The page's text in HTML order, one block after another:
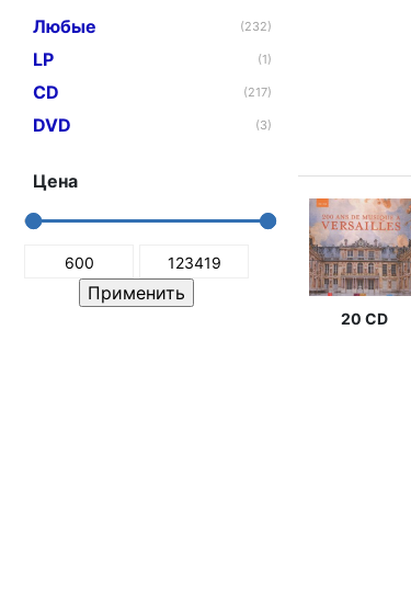
Любые
(232)
LP (1)
CD (217)
DVD (3)
Цена
20 CD